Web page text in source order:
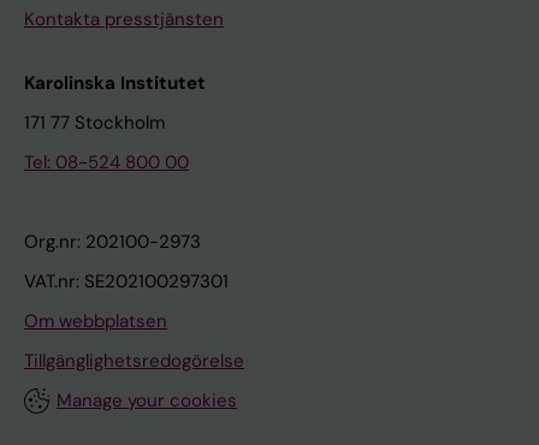
Kontakta presstjänsten
Karolinska Institutet
171 77 Stockholm
Tel: 08-524 800 00
Org.nr: 202100-2973
VAT.nr: SE202100297301
Om webbplatsen
Tillgänglighetsredogörelse
Manage your cookies